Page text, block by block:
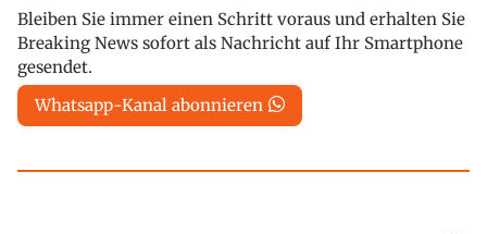
Bleiben Sie immer einen Schritt voraus und erhalten Sie
Breaking News sofort als Nachricht auf Ihr Smartphone
gesendet.
Whatsapp-Kanal abonnieren